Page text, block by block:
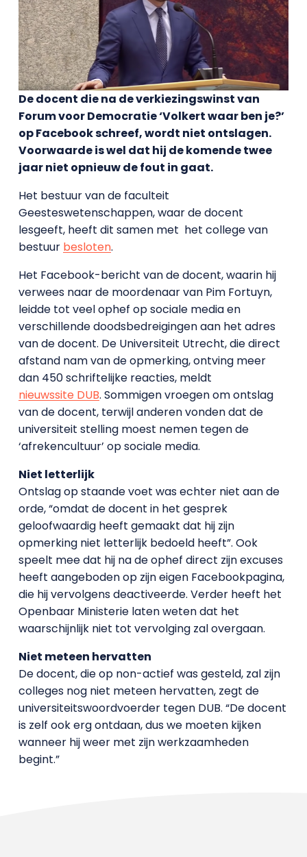
De docent die na de verkiezingswinst van
Forum voor Democratie ‘Volkert waar ben je?’
op Facebook schreef, wordt niet ontslagen.
Voorwaarde is wel dat hij de komende twee
jaar niet opnieuw de fout in gaat.
Het bestuur van de faculteit
Geesteswetenschappen, waar de docent
lesgeeft, heeft dit samen met het college van
bestuur besloten.
Het Facebook-bericht van de docent, waarin hij
verwees naar de moordenaar van Pim Fortuyn,
leidde tot veel ophef op sociale media en
verschillende doodsbedreigingen aan het adres
van de docent. De Universiteit Utrecht, die direct
afstand nam van de opmerking, ontving meer
dan 450 schriftelijke reacties, meldt
nieuwssite DUB. Sommigen vroegen om ontslag
van de docent, terwijl anderen vonden dat de
universiteit stelling moest nemen tegen de
‘afrekencultuur’ op sociale media.
Niet letterlijk
Ontslag op staande voet was echter niet aan de
orde, “omdat de docent in het gesprek
geloofwaardig heeft gemaakt dat hij zijn
opmerking niet letterlijk bedoeld heeft”. Ook
speelt mee dat hij na de ophef direct zijn excuses
heeft aangeboden op zijn eigen Facebookpagina,
die hij vervolgens deactiveerde. Verder heeft het
Openbaar Ministerie laten weten dat het
waarschijnlijk niet tot vervolging zal overgaan.
Niet meteen hervatten
De docent, die op non-actief was gesteld, zal zijn
colleges nog niet meteen hervatten, zegt de
universiteitswoordvoerder tegen DUB. “De docent
is zelf ook erg ontdaan, dus we moeten kijken
wanneer hij weer met zijn werkzaamheden
begint.”